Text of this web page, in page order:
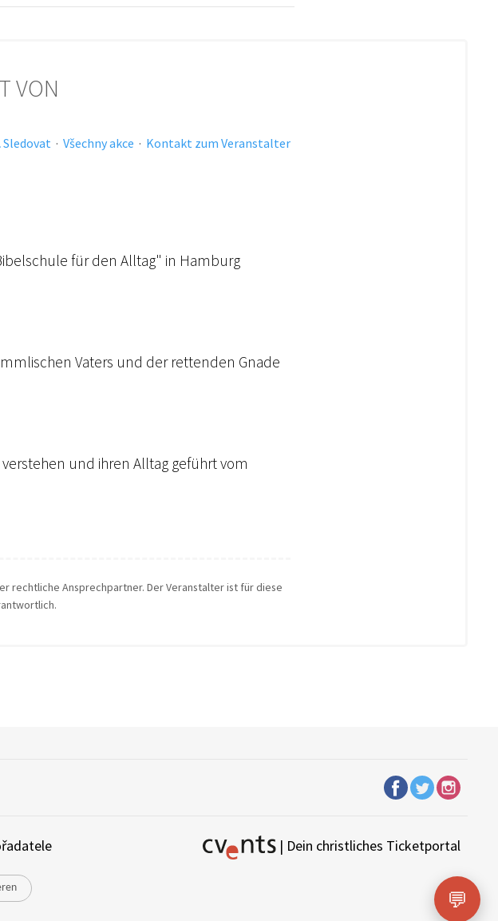
VON
Sledovat · Všechny akce · Kontakt zum Veranstalter
für den Alltag" in Hamburg
Vaters und der rettenden Gnade
und ihren Alltag geführt vom
rechtliche Ansprechpartner. Der Veranstalter ist für diese
| Dein christliches Ticketportal
💬